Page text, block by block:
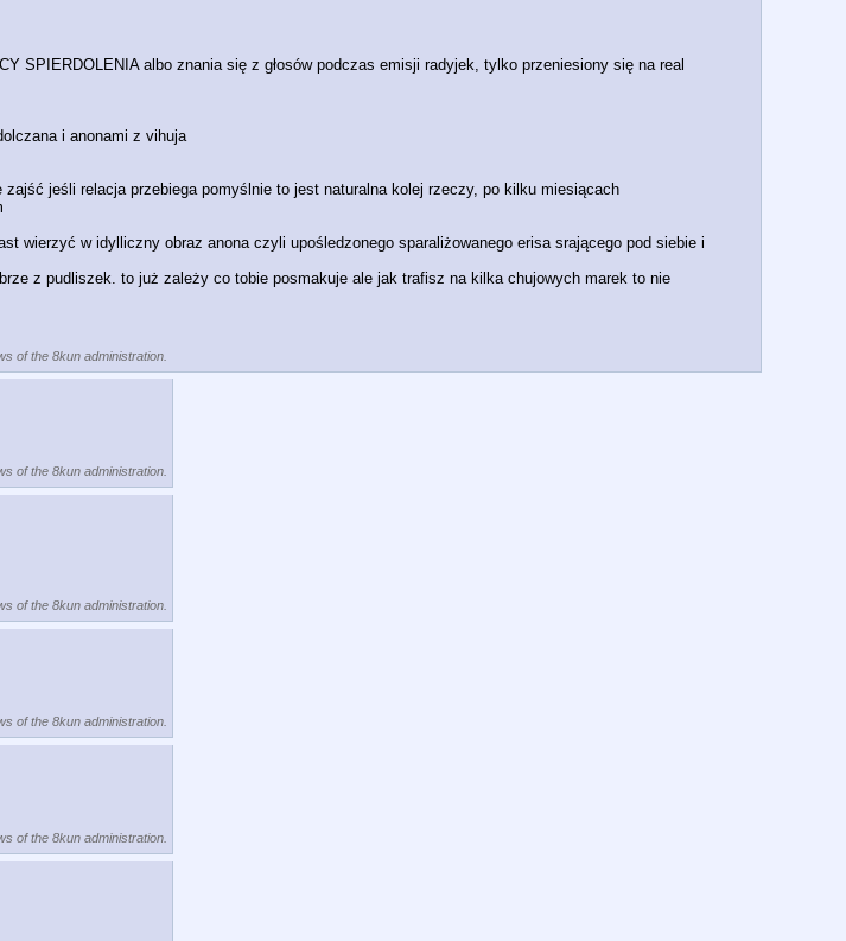
SPIERDOLENIA albo znania się z głosów podczas emisji radyjek, tylko przeniesiony się na real
i anonami z vihuja
jeśli relacja przebiega pomyślnie to jest naturalna kolej rzeczy, po kilku miesiącach
w idylliczny obraz anona czyli upośledzonego sparaliżowanego erisa srającego pod siebie i
z pudliszek. to już zależy co tobie posmakuje ale jak trafisz na kilka chujowych marek to nie
of the 8kun administration.
of the 8kun administration.
of the 8kun administration.
of the 8kun administration.
of the 8kun administration.